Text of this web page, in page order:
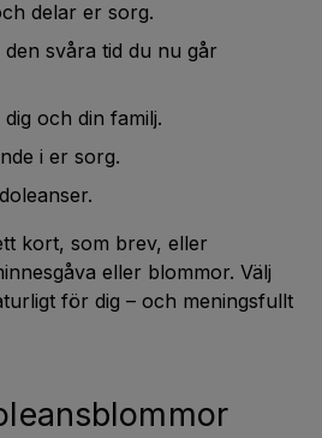
delar er sorg.
svåra tid du nu går
och din familj.
i er sorg.
kort, som brev, eller
eller blommor. Välj
för dig – och meningsfullt